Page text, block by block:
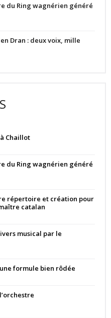
du Ring wagnérien généré
Dran : deux voix, mille
Chaillot
du Ring wagnérien généré
répertoire et création pour
catalan
musical par le
formule bien rôdée